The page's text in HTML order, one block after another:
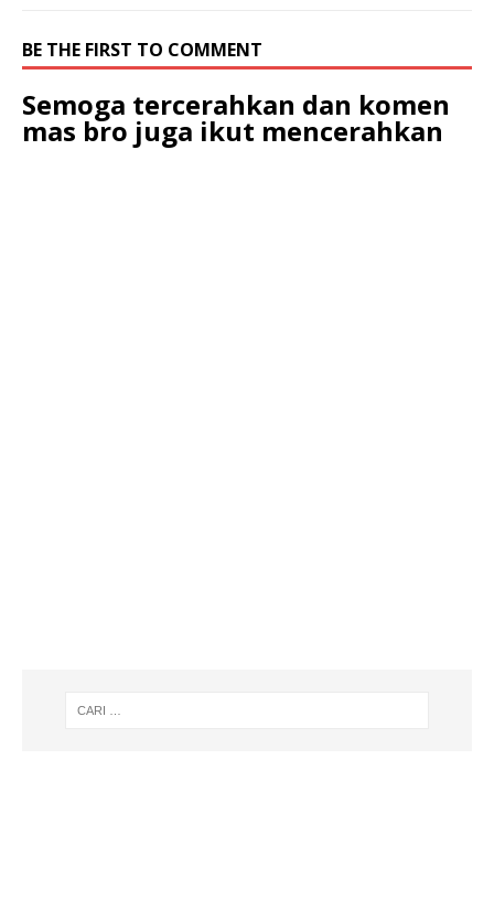
BE THE FIRST TO COMMENT
Semoga tercerahkan dan komen
mas bro juga ikut mencerahkan